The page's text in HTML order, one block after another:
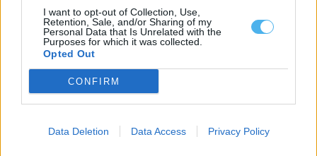
I want to opt-out of Collection, Use,
Retention, Sale, and/or Sharing of my
Personal Data that Is Unrelated with the
Purposes for which it was collected.
Opted Out
CONFIRM
Data Deletion Data Access Privacy Policy
A Câmara de Mora vai oferecer os livros de fichas a todos os
alunos...
29 Julho, 2026 - 06:00